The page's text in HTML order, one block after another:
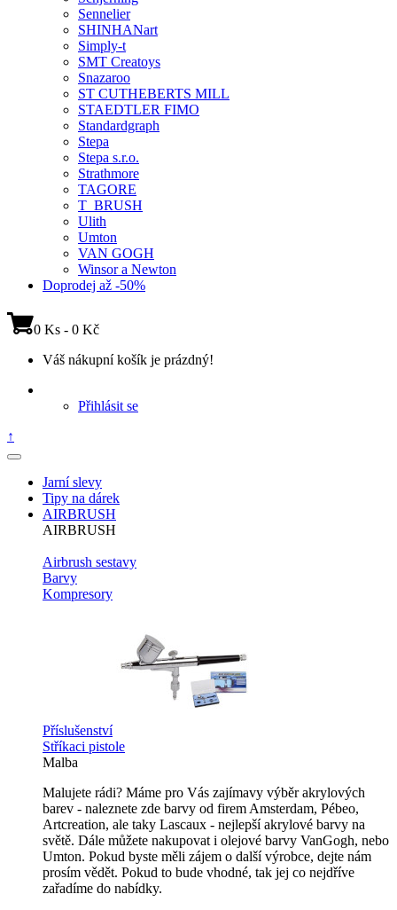
Sennelier
SHINHANart
Simply-t
SMT Creatoys
Snazaroo
ST CUTHEBERTS MILL
STAEDTLER FIMO
Standardgraph
Stepa
Stepa s.r.o.
Strathmore
TAGORE
T_BRUSH
Ulith
Umton
VAN GOGH
Winsor a Newton
Doprodej až -50%
0 Ks - 0 Kč
Váš nákupní košík je prázdný!
Přihlásit se
↑
Jarní slevy
Tipy na dárek
AIRBRUSH
AIRBRUSH
Airbrush sestavy
Barvy
Kompresory
Příslušenství
Stříkaci pistole
Malba
Malujete rádi? Máme pro Vás zajímavy výběr akrylových
barev - naleznete zde barvy od firem Amsterdam, Pébeo,
Artcreation, ale taky Lascaux - nejlepší akrylové barvy na
světě. Dále můžete nakupovat i olejové barvy VanGogh, nebo
Umton. Pokud byste měli zájem o další výrobce, dejte nám
prosím vědět. Pokud to bude vhodné, tak jej co nejdříve
zařadíme do nabídky.